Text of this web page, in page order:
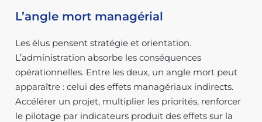
L’angle mort managérial
Les élus pensent stratégie et orientation.
L’administration absorbe les conséquences
opérationnelles. Entre les deux, un angle mort peut
apparaître : celui des effets managériaux indirects.
Accélérer un projet, multiplier les priorités, renforcer
le pilotage par indicateurs produit des effets sur la